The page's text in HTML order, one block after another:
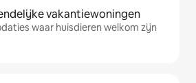
vakantiewoningen
waar huisdieren welkom zijn